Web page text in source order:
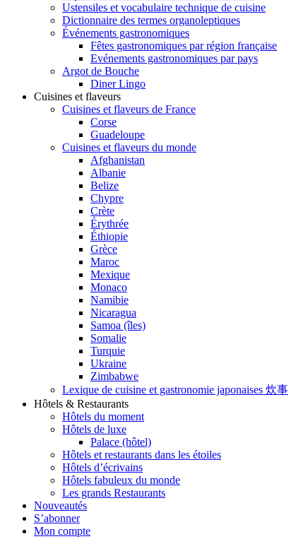
Ustensiles et vocabulaire technique de cuisine
Dictionnaire des termes organoleptiques
Événements gastronomiques
Fêtes gastronomiques par région française
Evénements gastronomiques par pays
Argot de Bouche
Diner Lingo
Cuisines et flaveurs
Cuisines et flaveurs de France
Corse
Guadeloupe
Cuisines et flaveurs du monde
Afghanistan
Albanie
Belize
Chypre
Crète
Érythrée
Éthiopie
Grèce
Maroc
Mexique
Monaco
Namibie
Nicaragua
Samoa (îles)
Somalie
Turquie
Ukraine
Zimbabwe
Lexique de cuisine et gastronomie japonaises 炊事
Hôtels & Restaurants
Hôtels du moment
Hôtels de luxe
Palace (hôtel)
Hôtels et restaurants dans les étoiles
Hôtels d’écrivains
Hôtels fabuleux du monde
Les grands Restaurants
Nouveautés
S’abonner
Mon compte